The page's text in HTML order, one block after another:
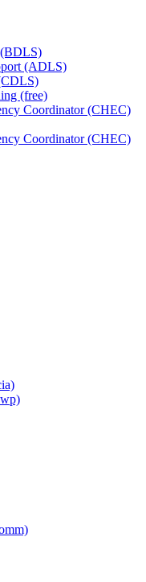
(BDLS)
(ADLS)
(free)
Coordinator (CHEC)
Coordinator (CHEC)